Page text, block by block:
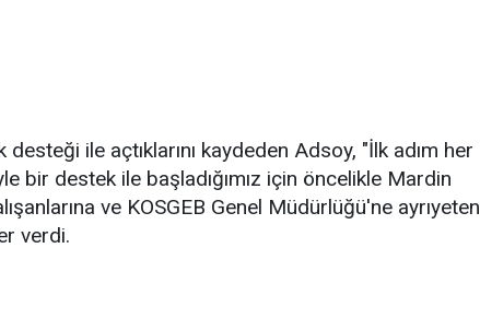
ile açtıklarını kaydeden Adsoy, "İlk adım her
bir destek ile başladığımız için öncelikle Mardin
ve KOSGEB Genel Müdürlüğü'ne ayrıyeten
verdi.